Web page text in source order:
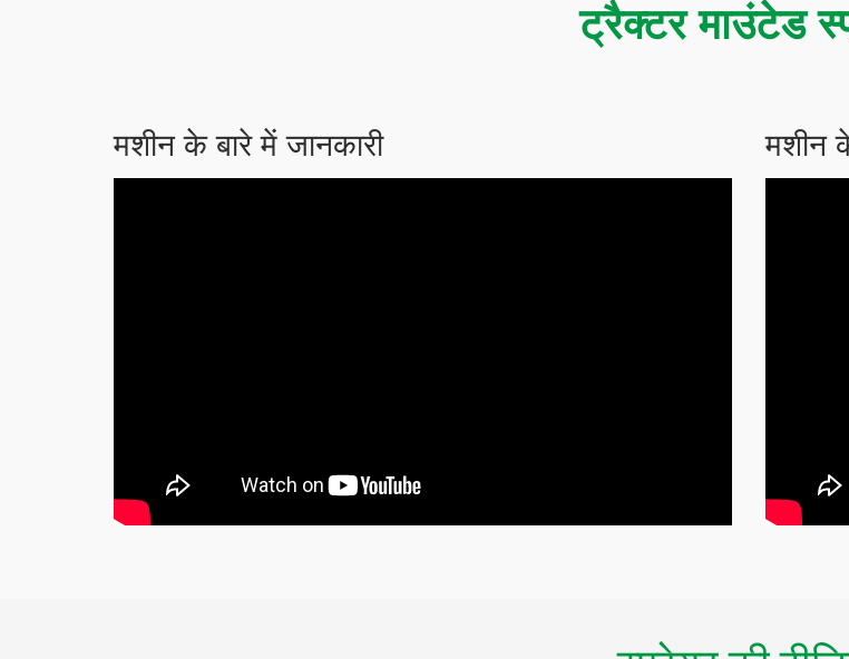
ट्रैक्टर माउंटेड
मशीन के बारे में जानकारी मशीन